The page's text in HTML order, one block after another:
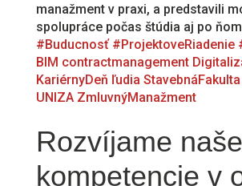
manažment v praxi, a predstavili
spolupráce počas štúdia aj po
#Buducnosť #ProjektoveRiadenie
BIM contractmanagement
KariérnyDeň ľudia StavebnáFakulta
UNIZA ZmluvnýManažment
Rozvíjame naše
kompetencie v